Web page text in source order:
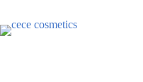
treści